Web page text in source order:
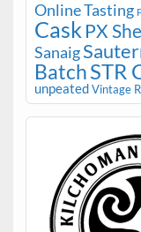
Online Tasting
Cask PX
Sanaig
BatchSTR
unpeatedVintage